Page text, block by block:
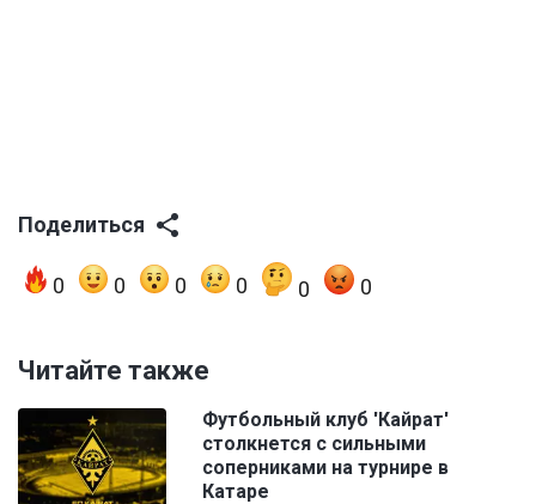
Поделиться
0 0 0 0 0 0
Читайте также
Футбольный клуб 'Кайрат'
столкнется с сильными
соперниками на турнире в
Катаре